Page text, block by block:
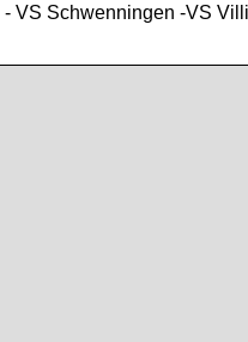
VS Schwenningen -VS